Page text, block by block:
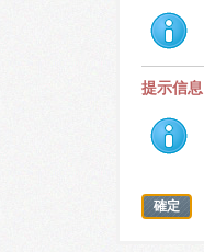
提示信息
確定